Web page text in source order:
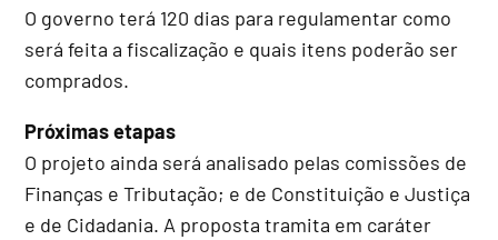
O governo terá 120 dias para regulamentar como
será feita a fiscalização e quais itens poderão ser
comprados.
Próximas etapas
O projeto ainda será analisado pelas comissões de
Finanças e Tributação; e de Constituição e Justiça
e de Cidadania. A proposta tramita em caráter